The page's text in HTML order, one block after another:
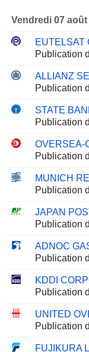
Vendredi 07 août
EUTELSAT
Publication
ALLIANZ SE
Publication
STATE
Publication
Publication
MUNICH RE
Publication
JAPAN
Publication
ADNOC
Publication
KDDI
Publication
Publication
FUJIKURA